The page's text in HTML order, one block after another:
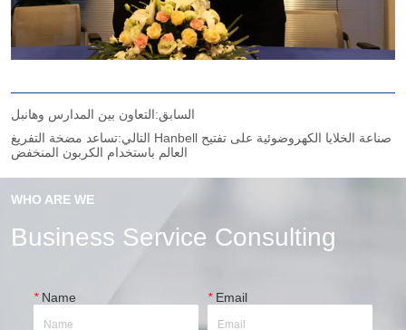
السابق:التعاون بين المدارس وهانبل
التالي:تساعد مضخة التفريغ Hanbell صناعة الخلايا الكهروضوئية على تفتيح
العالم باستخدام الكربون المنخفض
WHO ARE WE
Business Service Consulting
*Name *Email